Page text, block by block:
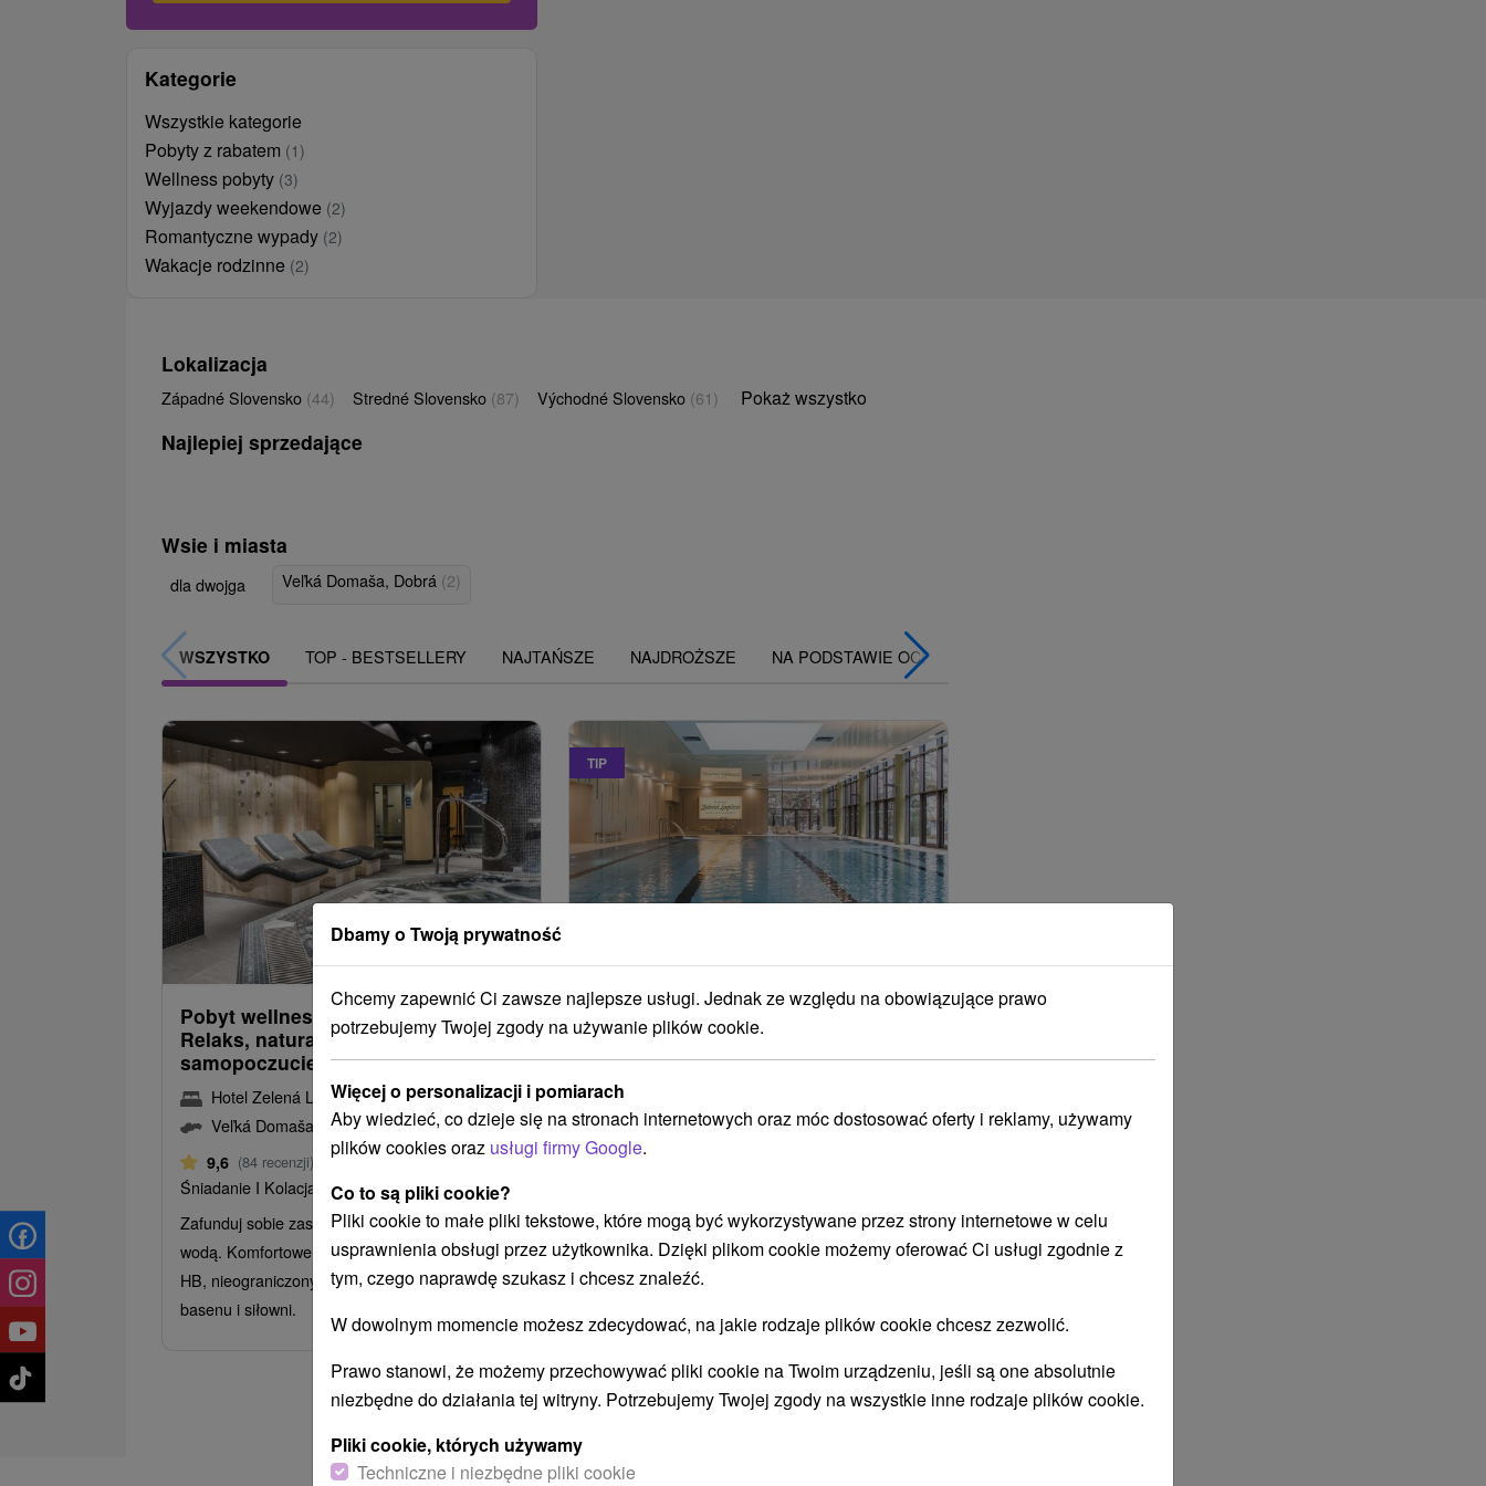
Kategorie
Wszystkie kategorie
Pobyty z rabatem (1)
Wellness pobyty (3)
Wyjazdy weekendowe (2)
Romantyczne wypady (2)
Wakacje rodzinne (2)
Lokalizacja
Západné Slovensko (44) Stredné Slovensko (87) Východné Slovensko (61) Pokaż wszystko
Najlepiej sprzedające
Wsie i miasta
dla dwojga Veľká Domaša, Dobrá (2)
WSZYSTKO TOP - BESTSELLERY NAJTAŃSZE NAJDROŻSZE NA PODSTAWIE OCENY
od308,02zł
/noc/osoba
Pobyt wellness w pobliżu Domaša:
Relaks, natura i dobre
samopoczucie
Hotel Zelená Lagúna★★★ ★Domaša
Veľká Domaša, Dobrá
9,6 (84 recenzji)
Od 1 Noce
Śniadanie I Kolacja
Zafunduj sobie zasłużony odpoczynek nad
wodą. Komfortowe zakwaterowanie, wyżywienie
HB, nieograniczony dostęp do strefy wellness,
basenu i siłowni.
TIP
/noc/osoba
Damska przejażdżka: Relaks,
zabawa i kobiece dobre
samopoczucie w jednym miejscu
Hotel Zelená Lagúna
Veľká Domaša, Dobrá
9,6 (84 recenzji)
Przytulny nocleg z kominkiem, wyśmienitym
wyżywieniem HB, nielimitowanym wellness,
butelką wina musującego na powitanie oraz
Dbamy o Twoją prywatność
Chcemy zapewnić Ci zawsze najlepsze usługi. Jednak ze względu na obowiązujące prawo
potrzebujemy Twojej zgody na używanie plików cookie.
Więcej o personalizacji i pomiarach
Aby wiedzieć, co dzieje się na stronach internetowych oraz móc dostosować oferty i reklamy, używamy
plików cookies oraz usługi firmy Google.
Co to są pliki cookie?
Pliki cookie to małe pliki tekstowe, które mogą być wykorzystywane przez strony internetowe w celu
usprawnienia obsługi przez użytkownika. Dzięki plikom cookie możemy oferować Ci usługi zgodnie z
tym, czego naprawdę szukasz i chcesz znaleźć.
W dowolnym momencie możesz zdecydować, na jakie rodzaje plików cookie chcesz zezwolić.
Prawo stanowi, że możemy przechowywać pliki cookie na Twoim urządzeniu, jeśli są one absolutnie
niezbędne do działania tej witryny. Potrzebujemy Twojej zgody na wszystkie inne rodzaje plików cookie.
Pliki cookie, których używamy
Techniczne i niezbędne pliki cookie